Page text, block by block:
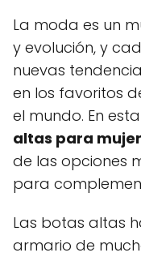
La moda es un
y evolución, y
nuevas
en los favoritos
el mundo. En
altas para mujer
de las opciones
para
Las botas altas
armario de